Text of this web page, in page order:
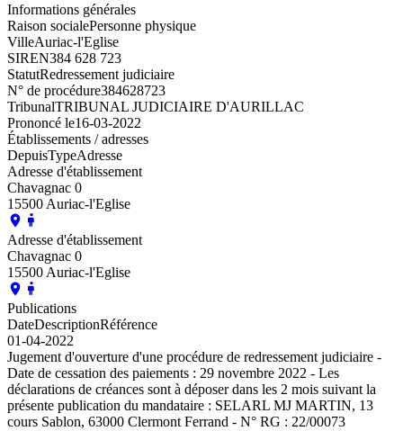
Informations générales
Raison socialePersonne physique
VilleAuriac-l'Eglise
SIREN384 628 723
StatutRedressement judiciaire
N° de procédure384628723
TribunalTRIBUNAL JUDICIAIRE D'AURILLAC
Prononcé le16-03-2022
Établissements / adresses
DepuisTypeAdresse
Adresse d'établissement
Chavagnac 0
15500 Auriac-l'Eglise
Adresse d'établissement
Chavagnac 0
15500 Auriac-l'Eglise
Publications
DateDescriptionRéférence
01-04-2022
Jugement d'ouverture d'une procédure de redressement judiciaire -
Date de cessation des paiements : 29 novembre 2022 - Les
déclarations de créances sont à déposer dans les 2 mois suivant la
présente publication du mandataire : SELARL MJ MARTIN, 13
cours Sablon, 63000 Clermont Ferrand - N° RG : 22/00073